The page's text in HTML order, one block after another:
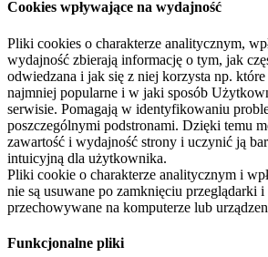
Cookies wpływające na wydajność
Pliki cookies o charakterze analitycznym,
wydajność zbierają informację o tym, jak
odwiedzana i jak się z niej korzysta np.
najmniej popularne i w jaki sposób
serwisie. Pomagają w identyfikowaniu
poszczególnymi podstronami. Dzięki temu
zawartość i wydajność strony i uczynić ją
intuicyjną dla użytkownika.
Pliki cookie o charakterze analitycznym i
nie są usuwane po zamknięciu przeglądarki i
przechowywane na komputerze lub
Funkcjonalne pliki